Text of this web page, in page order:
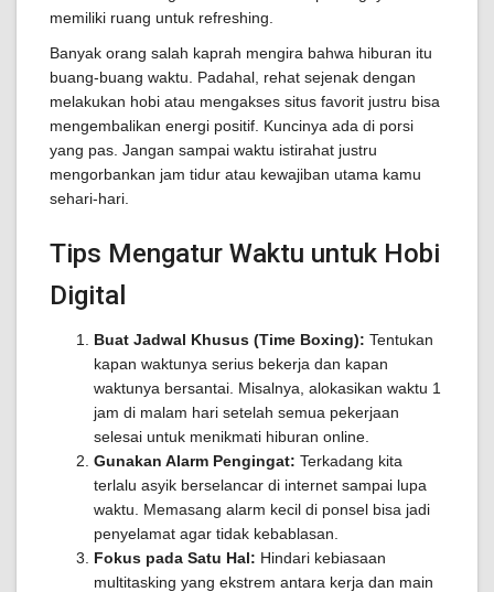
memiliki ruang untuk refreshing.
Banyak orang salah kaprah mengira bahwa hiburan itu
buang-buang waktu. Padahal, rehat sejenak dengan
melakukan hobi atau mengakses situs favorit justru bisa
mengembalikan energi positif. Kuncinya ada di porsi
yang pas. Jangan sampai waktu istirahat justru
mengorbankan jam tidur atau kewajiban utama kamu
sehari-hari.
Tips Mengatur Waktu untuk Hobi
Digital
Buat Jadwal Khusus (Time Boxing): Tentukan
kapan waktunya serius bekerja dan kapan
waktunya bersantai. Misalnya, alokasikan waktu 1
jam di malam hari setelah semua pekerjaan
selesai untuk menikmati hiburan online.
Gunakan Alarm Pengingat: Terkadang kita
terlalu asyik berselancar di internet sampai lupa
waktu. Memasang alarm kecil di ponsel bisa jadi
penyelamat agar tidak kebablasan.
Fokus pada Satu Hal: Hindari kebiasaan
multitasking yang ekstrem antara kerja dan main